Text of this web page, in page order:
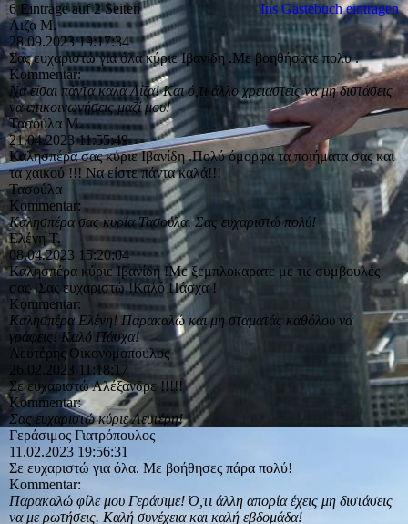
6 Einträge auf 2 Seiten
Ins Gästebuch eintragen
Λιζα Μ.
28.09.2023 19:17:34
Σας ευχαριστώ για όλα κύριε Ιβανίδη .Με βοηθήσατε πολυ .
Kommentar:
Να είσαι πάντα καλά Λίζα! Και ό,τι άλλο χρειαστείς να μη διστάσεις
να επικοινωνήσεις μαζί μου!
Τασούλα Μ.
21.04.2023 11:55:49
Καλησπέρα σας κύριε Ιβανίδη .Πολύ όμορφα τα ποιήματα σας και
τα χαικού !!! Να είστε πάντα καλά!!!
Τασούλα
Kommentar:
Καλησπέρα σας κυρία Τασούλα. Σας ευχαριστώ πολύ!
Ελένη Τ.
08.04.2023 15:20:04
Καλησπέρα κύριε Ιβανίδη !Με ξεμπλοκαρατε με τις συμβουλές
σας !Σας ευχαριστώ !Καλό Πάσχα !
Kommentar:
Καλησπέρα Ελένη! Παρακαλώ και μη σταματάς καθόλου να
γράφεις! Καλό Πάσχα!
Λευτέρης Οικονομοπουλος
26.02.2023 11:18:17
Σε ευχαριστώ Αλέξανδρε !!!!!
Kommentar:
Σας ευχαριστώ κύριε Λευτέρη!
Γεράσιμος Γιατρόπουλος
11.02.2023 19:56:31
Σε ευχαριστώ για όλα. Με βοήθησες πάρα πολύ!
Kommentar:
Παρακαλώ φίλε μου Γεράσιμε! Ό,τι άλλη απορία έχεις μη διστάσεις
να με ρωτήσεις. Καλή συνέχεια και καλή εβδομάδα!